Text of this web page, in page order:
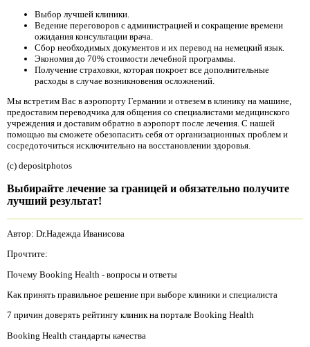
Выбор лучшей клиники.
Ведение переговоров с администрацией и сокращение времени
ожидания консультации врача.
Сбор необходимых документов и их перевод на немецкий язык.
Экономия до 70% стоимости лечебной программы.
Получение страховки, которая покроет все дополнительные
расходы в случае возникновения осложнений.
Мы встретим Вас в аэропорту Германии и отвезем в клинику на машине,
предоставим переводчика для общения со специалистами медицинского
учреждения и доставим обратно в аэропорт после лечения. С нашей
помощью вы сможете обезопасить себя от организационных проблем и
сосредоточиться исключительно на восстановлении здоровья.
(c) depositphotos
Выбирайте лечение за границей и обязательно получите
лучший результат!
Автор: Dr.Надежда Иванисова
Прочтите:
Почему Booking Health - вопросы и ответы
Как принять правильное решение при выборе клиники и специалиста
7 причин доверять рейтингу клиник на портале Booking Health
Booking Health стандарты качества